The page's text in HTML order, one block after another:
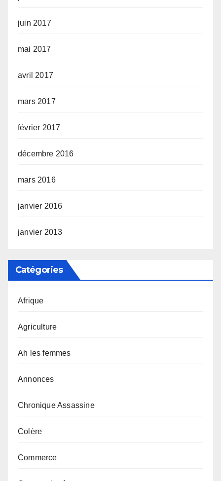
juin 2017
mai 2017
avril 2017
mars 2017
février 2017
décembre 2016
mars 2016
janvier 2016
janvier 2013
Catégories
Afrique
Agriculture
Ah les femmes
Annonces
Chronique Assassine
Colère
Commerce